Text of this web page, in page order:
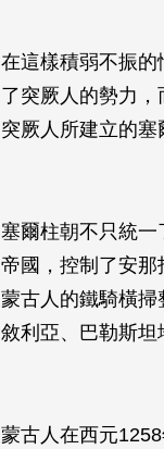
在這樣積弱不振的
了突厥人的勢力
突厥人所建立的塞
塞爾柱朝不只統
帝國，控制了安那
蒙古人的鐵騎橫掃
敘利亞、巴勒斯坦
蒙古人在西元